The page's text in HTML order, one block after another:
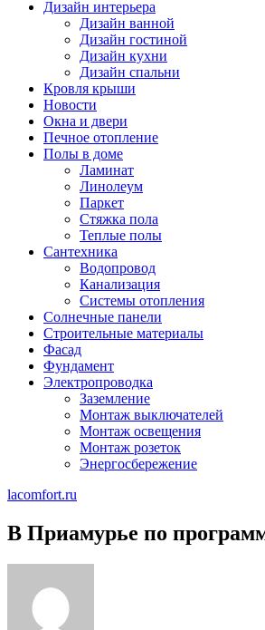
Дизайн интерьера
Дизайн ванной
Дизайн гостиной
Дизайн кухни
Дизайн спальни
Кровля крыши
Новости
Окна и двери
Печное отопление
Полы в доме
Ламинат
Линолеум
Паркет
Стяжка пола
Теплые полы
Сантехника
Водопровод
Канализация
Системы отопления
Солнечные панели
Строительные материалы
Фасад
Фундамент
Электропроводка
Заземление
Монтаж выключателей
Монтаж освещения
Монтаж розеток
Энергосбережение
lacomfort.ru
В Приамурье по